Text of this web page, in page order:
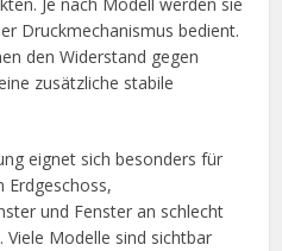
Druckmechanismus bedient.
den Widerstand gegen
zusätzliche stabile
eignet sich besonders für
Erdgeschoss,
und Fenster an schlecht
Viele Modelle sind sichtbar